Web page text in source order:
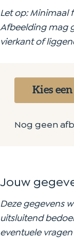
Let op: Minimaal
Afbeelding mag
vierkant of
Kies
Nog geen
Jouw
Deze gegevens
uitsluitend
eventuele